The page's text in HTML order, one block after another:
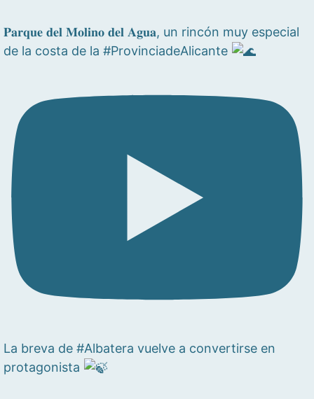
𝐏𝐚𝐫𝐪𝐮𝐞 𝐝𝐞𝐥 𝐌𝐨𝐥𝐢𝐧𝐨 𝐝𝐞𝐥 𝐀𝐠𝐮𝐚, un rincón muy especial
de la costa de la #ProvinciadeAlicante
La breva de #Albatera vuelve a convertirse en
protagonista